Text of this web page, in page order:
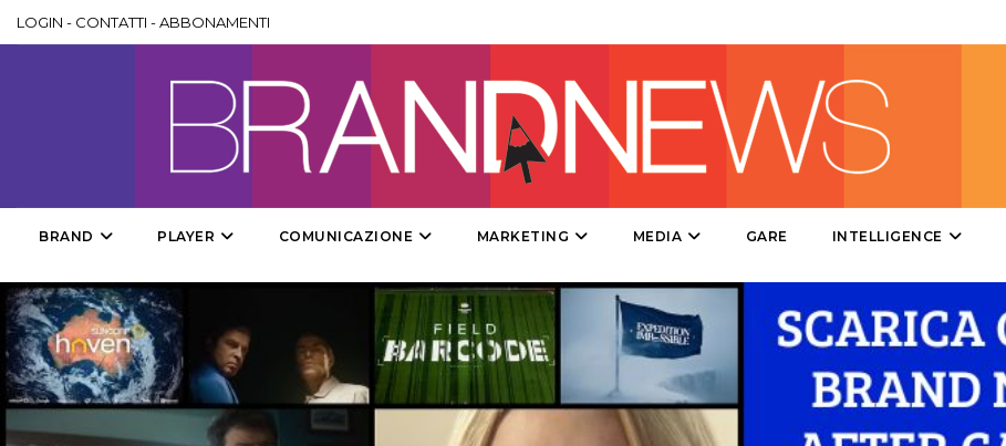
DESIGN
EVENTI
MOBILE
PUNTI VENDITA
LOGIN - CONTATTI -ABBONAMENTI
BRAND PLAYER COMUNICAZIONE MARKETING MEDIA GARE INTELLIGENCE